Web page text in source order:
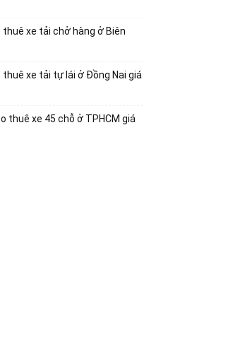
thuê xe tải chở hàng ở Biên
thuê xe tải tự lái ở Đồng Nai giá
thuê xe 45 chỗ ở TPHCM giá